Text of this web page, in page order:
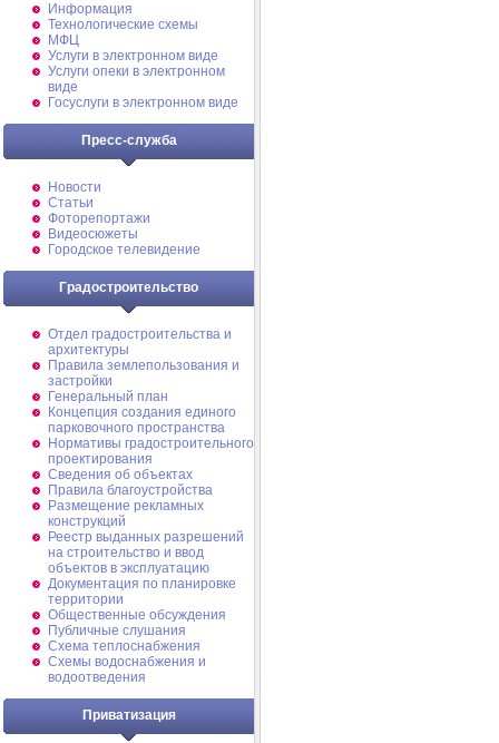
Информация
Технологические схемы
МФЦ
Услуги в электронном виде
Услуги опеки в электронном
виде
Госуслуги в электронном виде
Пресс-служба
Новости
Статьи
Фоторепортажи
Видеосюжеты
Городское телевидение
Градостроительство
Отдел градостроительства и
архитектуры
Правила землепользования и
застройки
Генеральный план
Концепция создания единого
парковочного пространства
Нормативы градостроительного
проектирования
Сведения об объектах
Правила благоустройства
Размещение рекламных
конструкций
Реестр выданных разрешений
на строительство и ввод
объектов в эксплуатацию
Документация по планировке
территории
Общественные обсуждения
Публичные слушания
Схема теплоснабжения
Схемы водоснабжения и
водоотведения
Приватизация